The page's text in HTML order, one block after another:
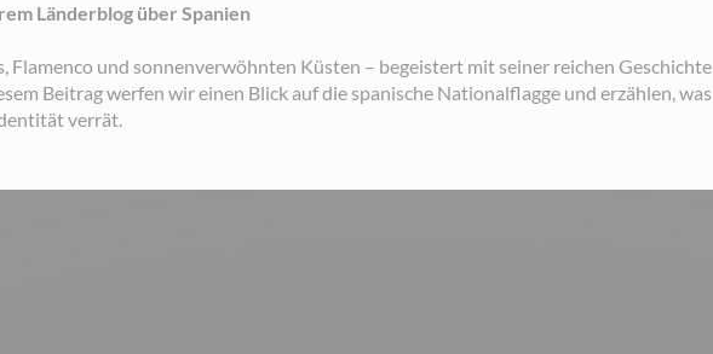
Länderblog über Spanien
Flamenco und sonnenverwöhnten Küsten – begeistert mit seiner reichen Geschichte
Beitrag werfen wir einen Blick auf die spanische Nationalflagge und erzählen, was
verrät.